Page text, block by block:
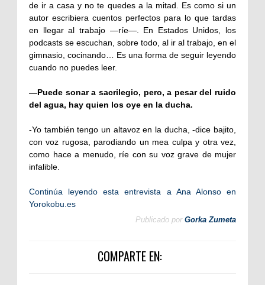
de ir a casa y no te quedes a la mitad. Es como si un
autor escribiera cuentos perfectos para lo que tardas
en llegar al trabajo —ríe—. En Estados Unidos, los
podcasts se escuchan, sobre todo, al ir al trabajo, en el
gimnasio, cocinando… Es una forma de seguir leyendo
cuando no puedes leer.
—Puede sonar a sacrilegio, pero, a pesar del ruido
del agua, hay quien los oye en la ducha.
-Yo también tengo un altavoz en la ducha, -dice bajito,
con voz rugosa, parodiando un mea culpa y otra vez,
como hace a menudo, ríe con su voz grave de mujer
infalible.
Continúa leyendo esta entrevista a Ana Alonso en
Yorokobu.es
Publicado por Gorka Zumeta
COMPARTE EN: